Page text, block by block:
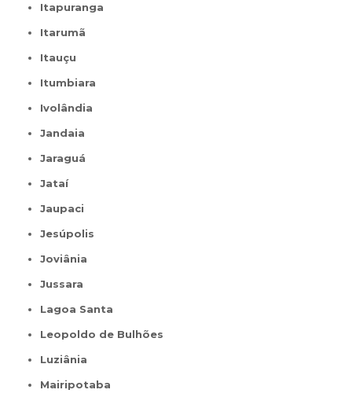
Itapuranga
Itarumã
Itauçu
Itumbiara
Ivolândia
Jandaia
Jaraguá
Jataí
Jaupaci
Jesúpolis
Joviânia
Jussara
Lagoa Santa
Leopoldo de Bulhões
Luziânia
Mairipotaba